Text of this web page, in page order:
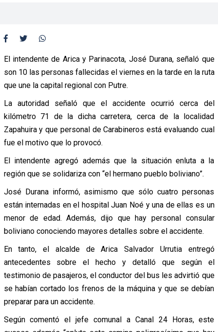
El intendente de Arica y Parinacota, José Durana, señaló que
son 10 las personas fallecidas el viernes en la tarde en la ruta
que une la capital regional con Putre.
La autoridad señaló que el accidente ocurrió cerca del
kilómetro 71 de la dicha carretera, cerca de la localidad
Zapahuira y que personal de Carabineros está evaluando cual
fue el motivo que lo provocó.
El intendente agregó además que la situación enluta a la
región que se solidariza con “el hermano pueblo boliviano”.
José Durana informó, asimismo que sólo cuatro personas
están internadas en el hospital Juan Noé y una de ellas es un
menor de edad. Además, dijo que hay personal consular
boliviano conociendo mayores detalles sobre el accidente.
En tanto, el alcalde de Arica Salvador Urrutia entregó
antecedentes sobre el hecho y detalló que según el
testimonio de pasajeros, el conductor del bus les advirtió que
se habían cortado los frenos de la máquina y que se debían
preparar para un accidente.
Según comentó el jefe comunal a Canal 24 Horas, este